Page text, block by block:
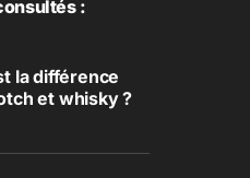
:
la différence
et whisky ?